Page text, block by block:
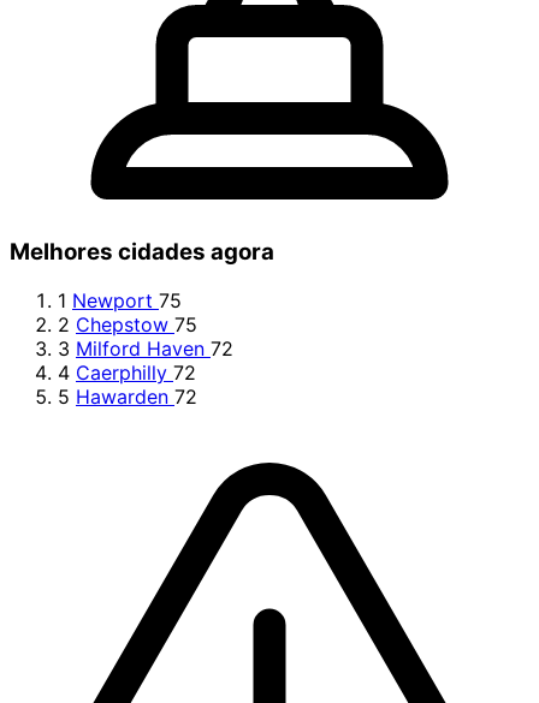
Melhores cidades agora
1 Newport 75
2 Chepstow 75
3 Milford Haven 72
4 Caerphilly 72
5 Hawarden 72